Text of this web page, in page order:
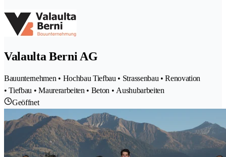
Valaulta Berni AG
Bauunternehmen • Hochbau Tiefbau • Strassenbau • Renovation
• Tiefbau • Maurerarbeiten • Beton • Aushubarbeiten
Geöffnet